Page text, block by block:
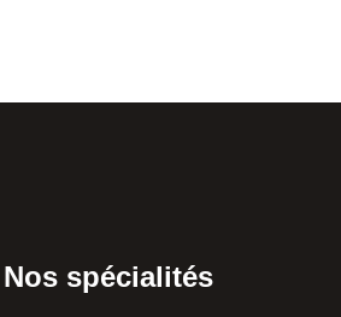
Nos spécialités